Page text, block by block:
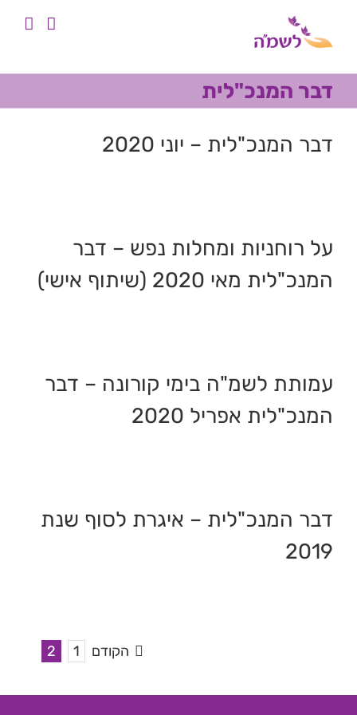
לתוכן
דבר המנכ"לית
דבר המנכ"לית – יוני 2020
על רוחניות ומחלות נפש – דבר
המנכ"לית מאי 2020 (שיתוף אישי)
עמותת לשמ"ה בימי קורונה – דבר
המנכ"לית אפריל 2020
דבר המנכ"לית – איגרת לסוף שנת
2019
הקודם 1
2